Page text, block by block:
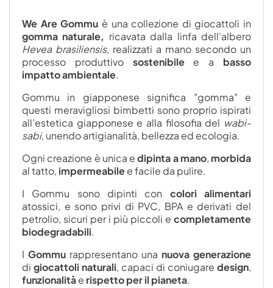
We Are Gommu è una collezione di giocattoli in
gomma naturale, ricavata dalla linfa dell’albero
Hevea brasiliensis, realizzati a mano secondo un
processo produttivo sostenibilee a basso
impatto ambientale.
Gommu in giapponese significa "gomma" e
questi meravigliosi bimbetti sono proprio ispirati
all’estetica giapponese e alla filosofia del wabi-
sabi, unendo artigianalità, bellezza ed ecologia.
Ogni creazione è unica edipinta a mano, morbida
al tatto, impermeabilee facile da pulire.
I Gommu sono dipinti con colori alimentari
atossici, e sono privi di PVC, BPA e derivati del
petrolio, sicuri per i più piccoli e completamente
biodegradabili.
I Gommu rappresentano una nuova generazione
di giocattoli naturali, capaci di coniugare design,
funzionalitàe rispetto per il pianeta.